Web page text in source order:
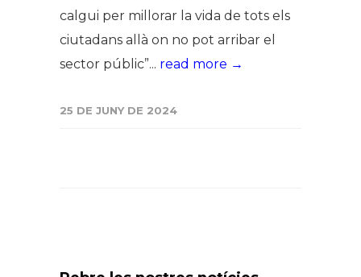
calgui per millorar la vida de tots els
ciutadans allà on no pot arribar el
sector públic”... read more →
25 DE JUNY DE 2024